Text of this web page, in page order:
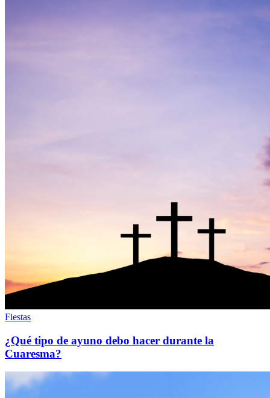
Fiestas
¿Qué tipo de ayuno debo hacer durante la
Cuaresma?